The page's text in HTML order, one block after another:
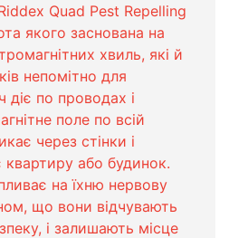
Quad Pest Repelling
якого заснована на
хвиль, які й
непомітно для
діє по проводах і
поле по всій
через стінки і
квартиру або будинок.
на їхню нервову
що вони відчувають
і залишають місце